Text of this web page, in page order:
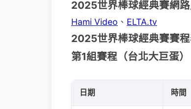
2025世界棒球經典賽網
Hami Video 、 ELTA.tv
2025世界棒球經典賽賽
第1組賽程（台北大巨蛋）
日期 時間